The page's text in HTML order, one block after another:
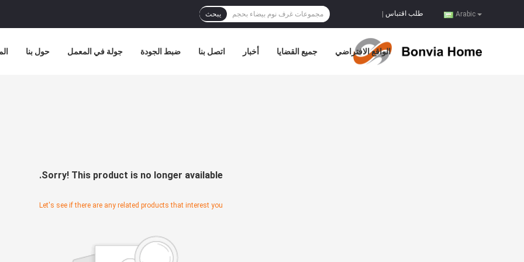
Arabic طلب اقتباس يبحث
حول بنا جولة في المعمل ضبط الجودة اتصل بنا أخبار جميع القضايا الواقع الافتراضي
Sorry! This product is no longer available.
Let's see if there are any related products that interest you